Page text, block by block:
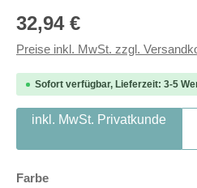
Regulärer Preis:
32,94 €
Preise inkl. MwSt. zzgl.
Sofort verfügbar, Lieferzeit: 3-5
inkl. MwSt. Privatkunde
Farbeauswählen